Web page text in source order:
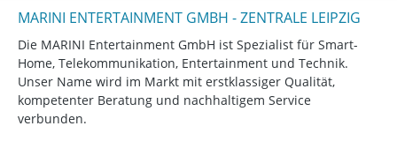
MARINI ENTERTAINMENT GMBH - ZENTRALE LEIPZIG
Die MARINI Entertainment GmbH ist Spezialist für Smart-
Home, Telekommunikation, Entertainment und Technik.
Unser Name wird im Markt mit erstklassiger Qualität,
kompetenter Beratung und nachhaltigem Service
verbunden.